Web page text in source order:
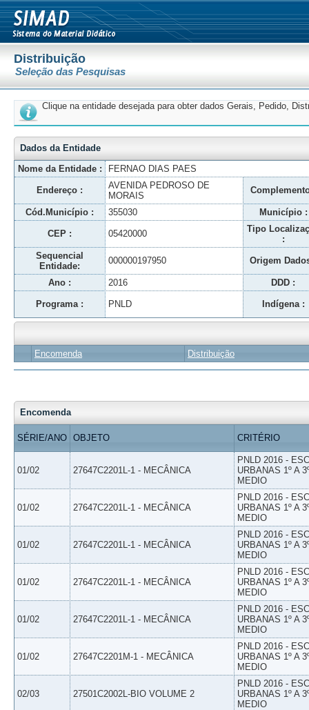
Distribuição
Seleção das Pesquisas
Clique na entidade desejada para obter dados Gerais, Pedido,
Dados da Entidade
Nome da Entidade :
FERNAO DIAS PAES
Endereço :
AVENIDA PEDROSO DE
MORAIS
Cód.Município : 355030 Município :
CEP : 05420000
Tipo
:
Sequencial
Entidade:
000000197950 Origem
Ano : 2016 DDD :
Programa : PNLD Indígena :
Encomenda Distribuição
Encomenda
SÉRIE/ANO OBJETO CRITÉRIO
01/02 27647C2201L-1 - MECÂNICA
PNLD 2016 -
URBANAS 1º A
MEDIO
01/02 27647C2201L-1 - MECÂNICA
PNLD 2016 -
URBANAS 1º A
MEDIO
01/02 27647C2201L-1 - MECÂNICA
PNLD 2016 -
URBANAS 1º A
MEDIO
01/02 27647C2201L-1 - MECÂNICA
PNLD 2016 -
URBANAS 1º A
MEDIO
01/02 27647C2201L-1 - MECÂNICA
PNLD 2016 -
URBANAS 1º A
MEDIO
01/02 27647C2201M-1 - MECÂNICA
PNLD 2016 -
URBANAS 1º A
MEDIO
02/03 27501C2002L-BIO VOLUME 2
PNLD 2016 -
URBANAS 1º A
MEDIO